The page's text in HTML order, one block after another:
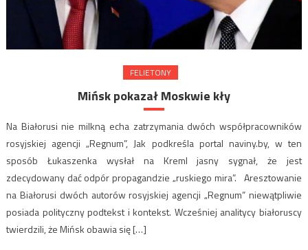
FELIETONY
Mińsk pokazał Moskwie kły
Na Białorusi nie milkną echa zatrzymania dwóch współpracowników
rosyjskiej agencji „Regnum”, Jak podkreśla portal naviny.by, w ten
sposób Łukaszenka wysłał na Kreml jasny sygnał, że jest
zdecydowany dać odpór propagandzie „ruskiego mira”. Aresztowanie
na Białorusi dwóch autorów rosyjskiej agencji „Regnum” niewątpliwie
posiada polityczny podtekst i kontekst. Wcześniej analitycy białoruscy
twierdzili, że Mińsk obawia się […]